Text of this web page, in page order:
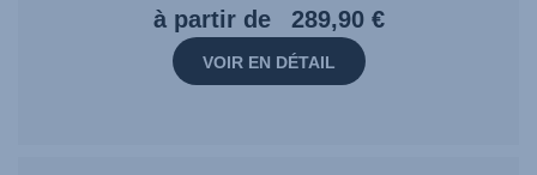
à partir de 289,90 €
VOIR EN DÉTAIL